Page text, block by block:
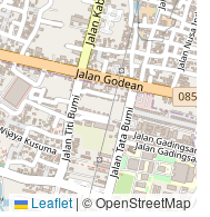
Leaflet | © OpenStreetMap